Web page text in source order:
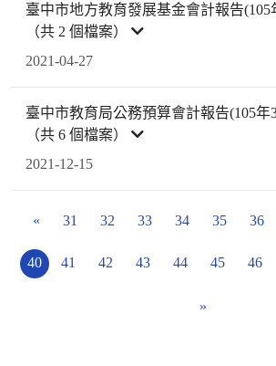
臺中市地方教育發展基金會計報告(105
（共 2 個檔案）
2021-04-27
臺中市教育局公務預算會計報告(105年
（共 6 個檔案）
2021-12-15
« 31 32 33 34 35 36
40 41 42 43 44 45 46
»